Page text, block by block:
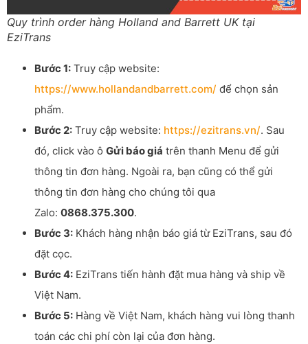
Quy trình order hàng Holland and Barrett UK tại
EziTrans
Bước 1: Truy cập website:
https://www.hollandandbarrett.com/ để chọn sản
phẩm.
Bước 2: Truy cập website: https://ezitrans.vn/. Sau
đó, click vào ô Gửi báo giá trên thanh Menu để gửi
thông tin đơn hàng. Ngoài ra, bạn cũng có thể gửi
thông tin đơn hàng cho chúng tôi qua
Zalo: 0868.375.300.
Bước 3: Khách hàng nhận báo giá từ EziTrans, sau đó
đặt cọc.
Bước 4: EziTrans tiến hành đặt mua hàng và ship về
Việt Nam.
Bước 5: Hàng về Việt Nam, khách hàng vui lòng thanh
toán các chi phí còn lại của đơn hàng.